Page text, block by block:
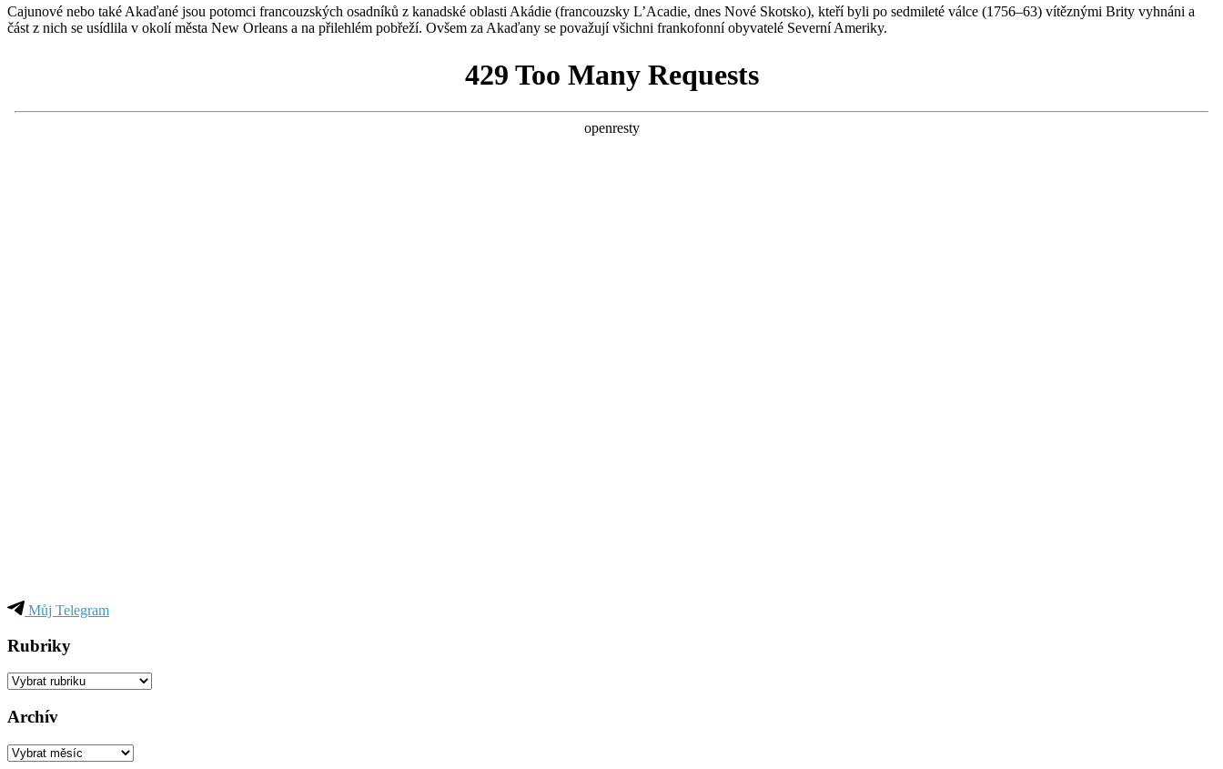
Cajunové nebo také Akaďané jsou potomci francouzských osadníků z kanadské oblasti Akádie (francouzsky L’Acadie, dnes Nové Skotsko), kteří byli po sedmileté válce (1756–63) vítěznými Brity vyhnáni a
část z nich se usídlila v okolí města New Orleans a na přilehlém pobřeží. Ovšem za Akaďany se považují všichni frankofonní obyvatelé Severní Ameriky.
Můj Telegram
Rubriky
Rubriky
Archív
Archív